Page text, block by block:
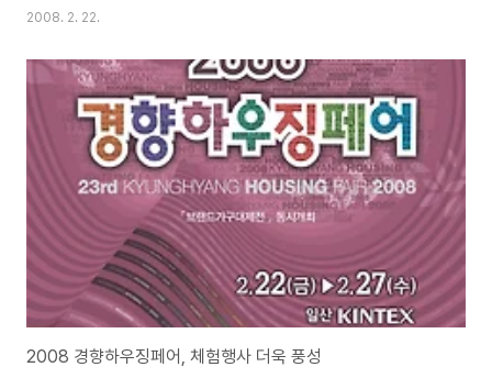
하는 를 365일, 24시간 언제 어디서나 볼 수 있는 방법이 생겼다. 경향하우징
서비스(online.khfair.com)를 전격 오픈한다. 서비스는 전시회에 출품된 모
든 제품의 카탈로그가 온라인화되어 등록되는 것으로 경향하우징페어 참가업
체는 무료로 온라인 부스를 개설하게 된다. 6일간의 전시회 기간 동안 선보인
수많은 신제품 및 우수건축자재들이 전시회 종료 이후에도 연중 전시됨에 따라
참가업체는..
2008. 2. 22.
2008 경향하우징페어, 체험행사 더욱 풍성